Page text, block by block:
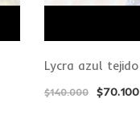
Lycra azul tejido
$140.000 $70.100